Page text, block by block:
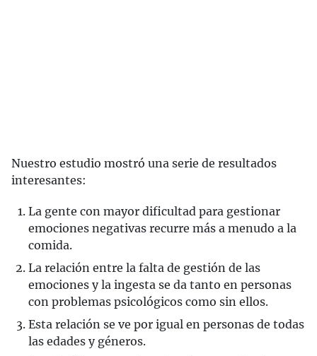
Nuestro estudio mostró una serie de resultados
interesantes:
La gente con mayor dificultad para gestionar
emociones negativas recurre más a menudo a la
comida.
La relación entre la falta de gestión de las
emociones y la ingesta se da tanto en personas
con problemas psicológicos como sin ellos.
Esta relación se ve por igual en personas de todas
las edades y géneros.